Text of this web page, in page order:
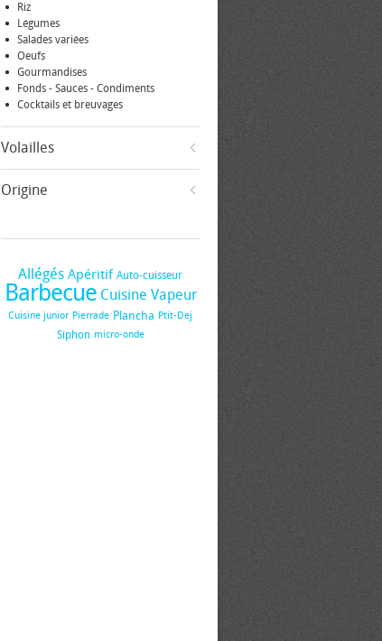
Riz
Légumes
Salades variées
Oeufs
Gourmandises
Fonds - Sauces - Condiments
Cocktails et breuvages
Volailles
Origine
Allégés Apéritif Auto-cuisseur
Barbecue Cuisine Vapeur
Cuisine junior Pierrade Plancha Ptit-Dej
Siphon micro-onde